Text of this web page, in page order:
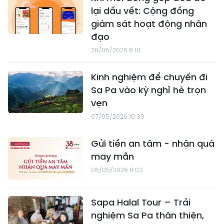
lại dấu vết: Cộng đồng
giám sát hoạt động nhân
đạo
28/05/2026 8:10
Kinh nghiệm để chuyến đi
Sa Pa vào kỳ nghỉ hè trọn
vẹn
07/05/2026 10:39
Gửi tiền an tâm - nhận quà
may mắn
06/05/2026 6:03
Sapa Halal Tour – Trải
nghiệm Sa Pa thân thiện,